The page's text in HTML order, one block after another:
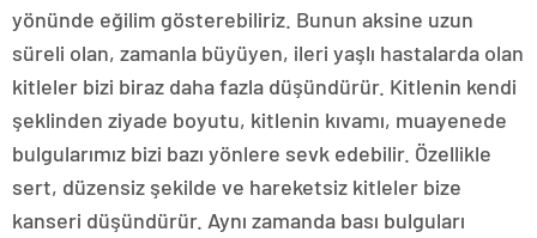
yönünde eğilim gösterebiliriz. Bunun aksine uzun
süreli olan, zamanla büyüyen, ileri yaşlı hastalarda olan
kitleler bizi biraz daha fazla düşündürür. Kitlenin kendi
şeklinden ziyade boyutu, kitlenin kıvamı, muayenede
bulgularımız bizi bazı yönlere sevk edebilir. Özellikle
sert, düzensiz şekilde ve hareketsiz kitleler bize
kanseri düşündürür. Aynı zamanda bası bulguları